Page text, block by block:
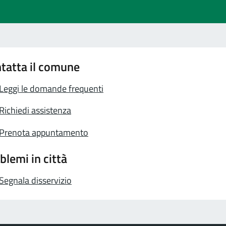
il comune
Leggi le domande frequenti
Richiedi assistenza
Prenota appuntamento
in città
Segnala disservizio